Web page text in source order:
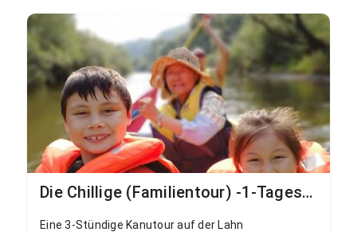
Die Chillige (Familientour) -1-Tagestour von Wetzlar nach Solms, Schohleck
Eine 3-Stündige Kanutour auf der Lahn